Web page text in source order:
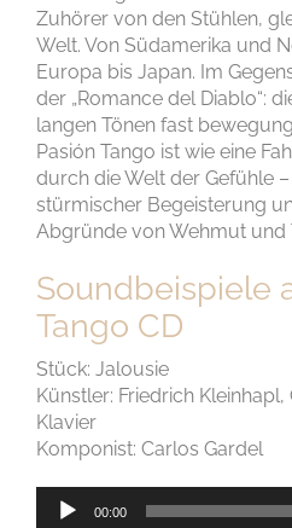
Zuhörer von den Stühlen,
Welt. Von Südamerika und
Europa bis Japan. Im
der „Romance del Diablo“:
langen Tönen fast
Pasión Tango ist wie eine
durch die Welt der Gefühle
stürmischer Begeisterung
Abgründe von Wehmut und
Soundbeispiele
Tango CD
Stück: Jalousie
Künstler: Friedrich
Klavier
Komponist: Carlos Gardel
Audio-
00:00